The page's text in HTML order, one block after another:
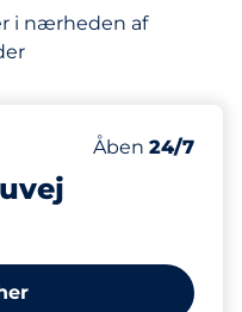
i nærheden af
Antal
Antal pladser
70
Torsdag&nbsp
Åben 24/7